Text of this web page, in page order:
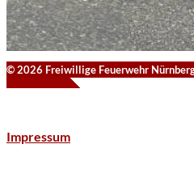
© 2026 Freiwillige Feuerwehr
Impressum